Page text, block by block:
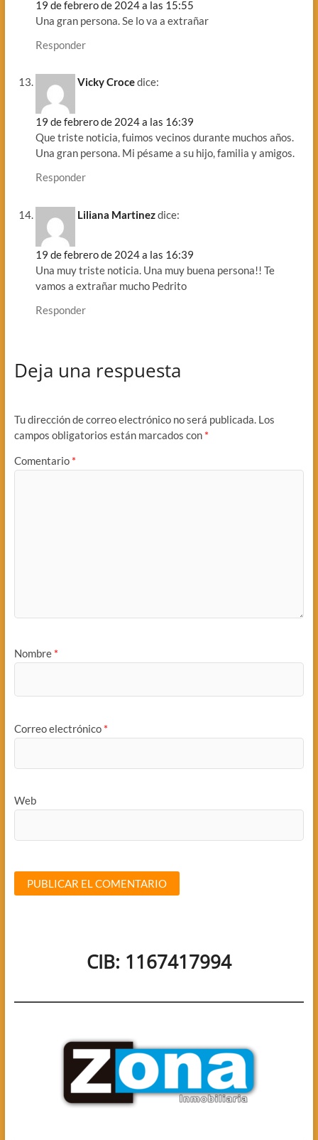
19 de febrero de 2024 a las 15:55
Una gran persona. Se lo va a extrañar
Responder
Vicky Crocedice:
19 de febrero de 2024 a las 16:39
Que triste noticia, fuimos vecinos durante muchos años.
Una gran persona. Mi pésame a su hijo, familia y amigos.
Responder
Liliana Martinezdice:
19 de febrero de 2024 a las 16:39
Una muy triste noticia. Una muy buena persona!! Te
vamos a extrañar mucho Pedrito
Responder
Deja una respuesta
Tu dirección de correo electrónico no será publicada. Los
campos obligatorios están marcados con *
Comentario *
Nombre *
Correo electrónico *
Web
CIB: 1167417994